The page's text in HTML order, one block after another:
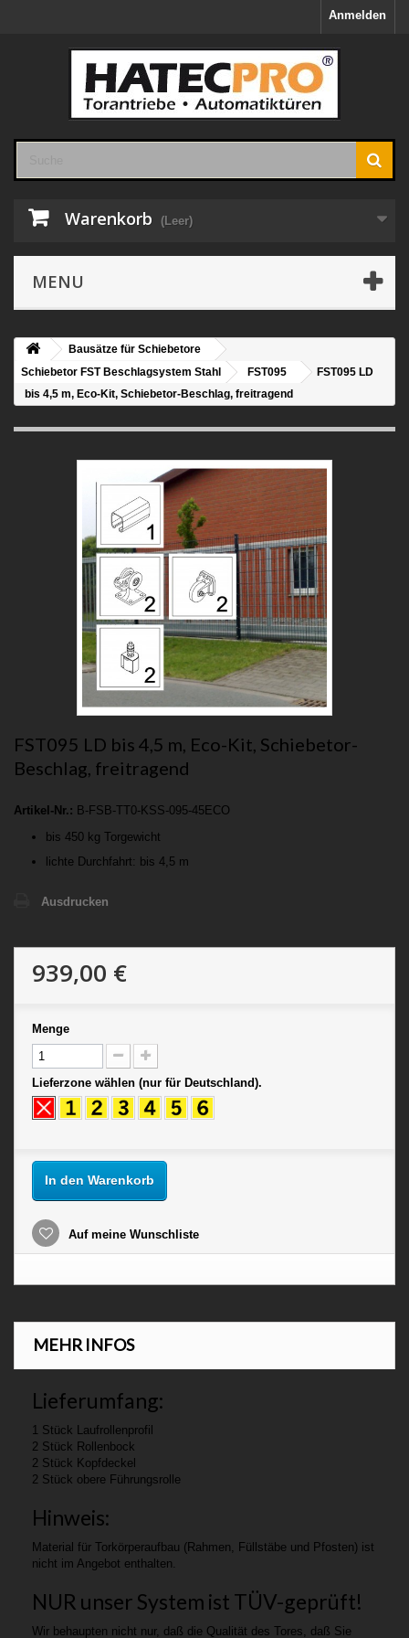
Anmelden
Warenkorb (Leer)
MENU
Bausätze für Schiebetore
Schiebetor FST Beschlagsystem Stahl
FST095
FST095 LD
bis 4,5 m, Eco-Kit, Schiebetor-Beschlag, freitragend
FST095 LD bis 4,5 m, Eco-Kit, Schiebetor-
Beschlag, freitragend
Artikel-Nr.: B-FSB-TT0-KSS-095-45ECO
bis 450 kg Torgewicht
lichte Durchfahrt: bis 4,5 m
Ausdrucken
939,00 €
Menge
Lieferzone wählen (nur für Deutschland).
In den Warenkorb
Auf meine Wunschliste
MEHR INFOS
Lieferumfang:
1 Stück Laufrollenprofil
2 Stück Rollenbock
2 Stück Kopfdeckel
2 Stück obere Führungsrolle
Hinweis:
Material für Torkörperaufbau (Rahmen, Füllstäbe und Pfosten) ist
nicht im Angebot enthalten.
NUR unser System ist TÜV-geprüft!
Wir behaupten nicht nur, daß die Qualität des Tores, daß Sie